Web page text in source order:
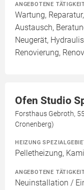
ANGEBOTENE
Wartung,
Austausch,
Neugerät,
Renovierung,
Ofen Studio
Forsthaus Gebroth,
Cronenberg)
HEIZUNG
Pelletheizung,
ANGEBOTENE
Neuinstallation /